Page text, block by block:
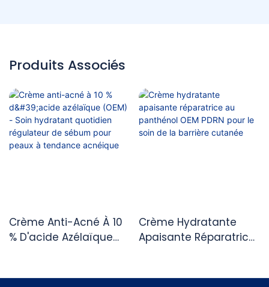
Produits Associés
Crème Anti-Acné À 10
% D'acide Azélaïque
De Sébum Pour Peaux
Crème Hydratante
Apaisante Réparatrice
La Barrière Cutanée